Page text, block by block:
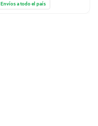
Envíos a todo el país